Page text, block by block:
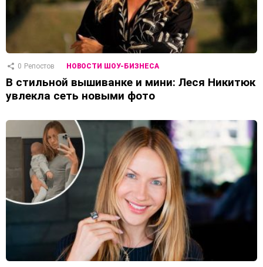
0 Репостов НОВОСТИ ШОУ-БИЗНЕСА
В стильной вышиванке и мини: Леся Никитюк
увлекла сеть новыми фото